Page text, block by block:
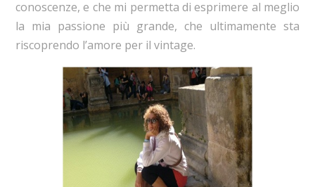
conoscenze, e che mi permetta di esprimere al meglio
la mia passione più grande, che ultimamente sta
riscoprendo l’amore per il vintage.